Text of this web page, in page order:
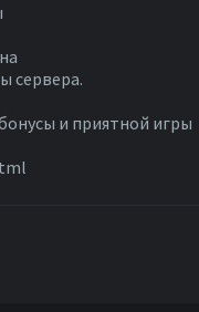
сервера.
и приятной игры